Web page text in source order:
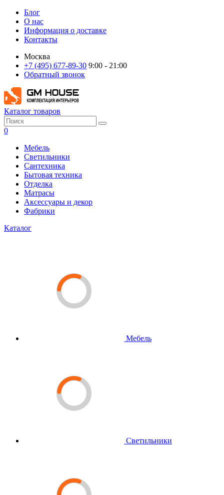
Блог
О нас
Информация о доставке
Контакты
Москва
+7 (495) 677-89-30 9:00 - 21:00
Обратный звонок
Каталог товаров
0
Мебель
Светильники
Сантехника
Бытовая техника
Отделка
Матрасы
Аксессуары и декор
Фабрики
Каталог
Мебель
Светильники